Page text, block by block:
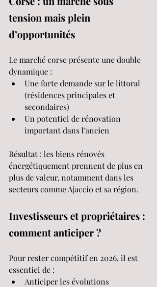
tension mais plein
d’opportunités
Le marché corse présente une double
dynamique :
Une forte demande sur le littoral
(résidences principales et
secondaires)
Un potentiel de rénovation
important dans l’ancien
Résultat : les biens rénovés
énergétiquement prennent de plus en
plus de valeur, notamment dans les
secteurs comme Ajaccio et sa région.
Investisseurs et propriétaires :
comment anticiper ?
Pour rester compétitif en 2026, il est
essentiel de :
Anticiper les évolutions